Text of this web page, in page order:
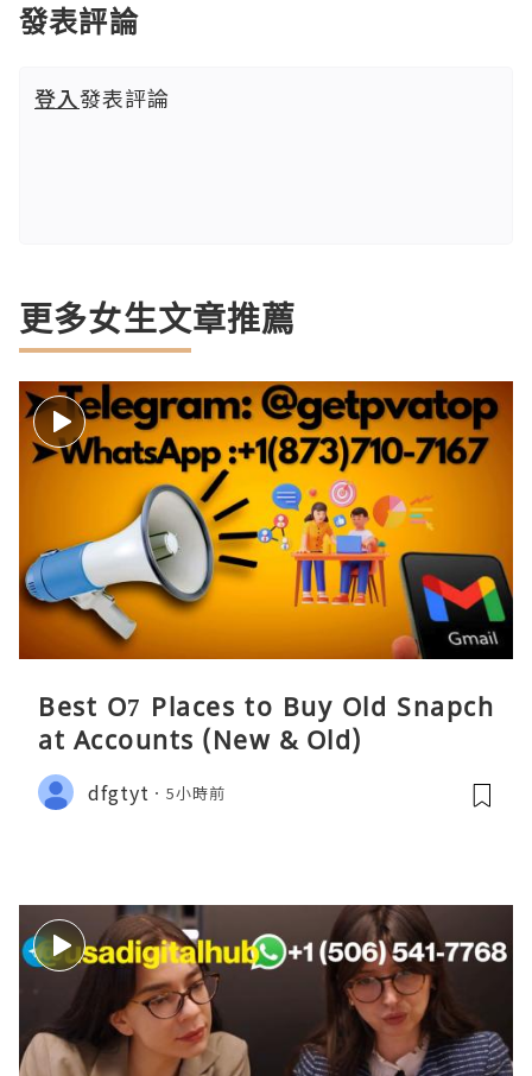
發表評論
登入發表評論
更多女生文章推薦
Best O7 Places to Buy Old Snapch
at Accounts (New & Old)
dfgtyt 5小時前